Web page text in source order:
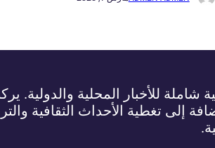
شاملة للأخبار المحلية والدولية.
إلى تغطية الأحداث الثقافية